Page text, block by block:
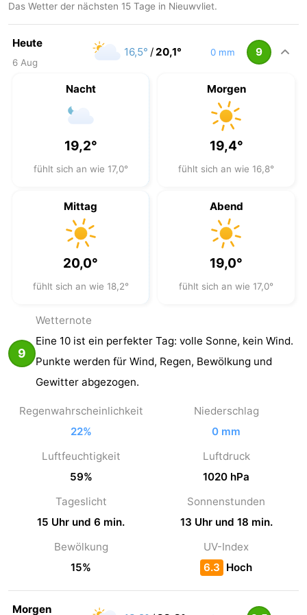
Das Wetter der nächsten 15 Tage in Nieuwvliet.
Heute
6 Aug
16,5° /20,1° 0 mm 9
Nacht
19,2°
fühlt sich an wie 17,0°
Morgen
19,4°
fühlt sich an wie 16,8°
Mittag
20,0°
fühlt sich an wie 18,2°
Abend
19,0°
fühlt sich an wie 17,0°
9
Wetter­note
Eine 10 ist ein perfekter Tag: volle Sonne, kein Wind.
Punkte werden für Wind, Regen, Bewölkung und
Gewitter abgezogen.
Regenwahrscheinlichkeit
22%
Niederschlag
0 mm
Luftfeuchtigkeit
59%
Luftdruck
1020 hPa
Tageslicht
15 Uhr und 6 min.
Sonnenstunden
13 Uhr und 18 min.
Bewölkung
15%
UV-Index
6.3 Hoch
Morgen